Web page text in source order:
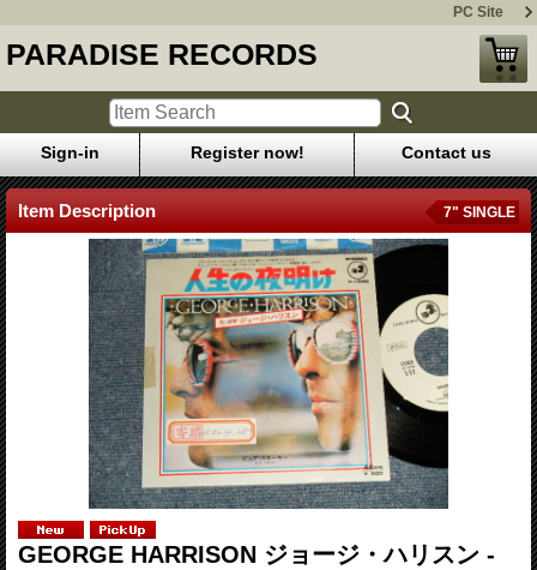
PC Site
PARADISE RECORDS
Sign-in Register now! Contact us
Item Description 7" SINGLE
GEORGE HARRISON ジョージ・ハリスン -